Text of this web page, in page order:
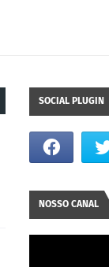
SOCIAL PLUGIN
NOSSO CANAL